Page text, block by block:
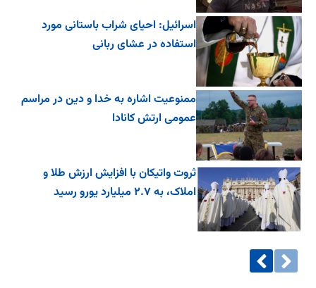
اسرائیل: احیای شراب باستانی مورد
استفاده در عشای ربانی
ممنوعیت اشاره به خدا و دین در مراسم
عمومی ارتش کانادا
ثروت واتیکان با افزایش ارزش طلا و
املاک، به ۲.۷ میلیارد یورو رسید